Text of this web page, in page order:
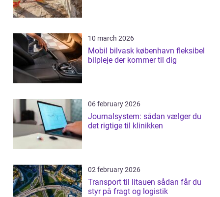
10 march 2026
Mobil bilvask københavn fleksibel
bilpleje der kommer til dig
06 february 2026
Journalsystem: sådan vælger du
det rigtige til klinikken
02 february 2026
Transport til litauen sådan får du
styr på fragt og logistik